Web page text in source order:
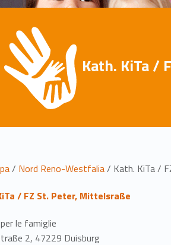
Kath. KiTa /
/ Nord Reno-Westfalia/ Kath. KiTa /
/ FZ St. Peter, Mittelsraße
le famiglie
2, 47229 Duisburg